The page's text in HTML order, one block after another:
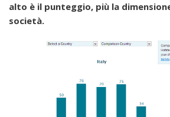
alto è il punteggio, più la
società.